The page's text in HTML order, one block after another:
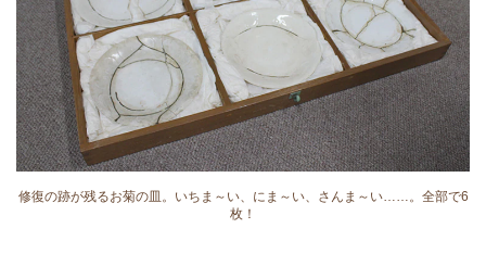
修復の跡が残るお菊の皿。いちま～い、にま～い、さんま～い……。全部で6
枚！